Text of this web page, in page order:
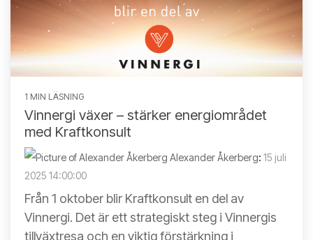
1 MIN LÄSNING
Vinnergi växer – stärker energiområdet
med Kraftkonsult
Alexander Åkerberg: 15 juli
2025 14:00:00
Från 1 oktober blir Kraftkonsult en del av
Vinnergi. Det är ett strategiskt steg i Vinnergis
tillväxtresa och en viktig förstärkning i